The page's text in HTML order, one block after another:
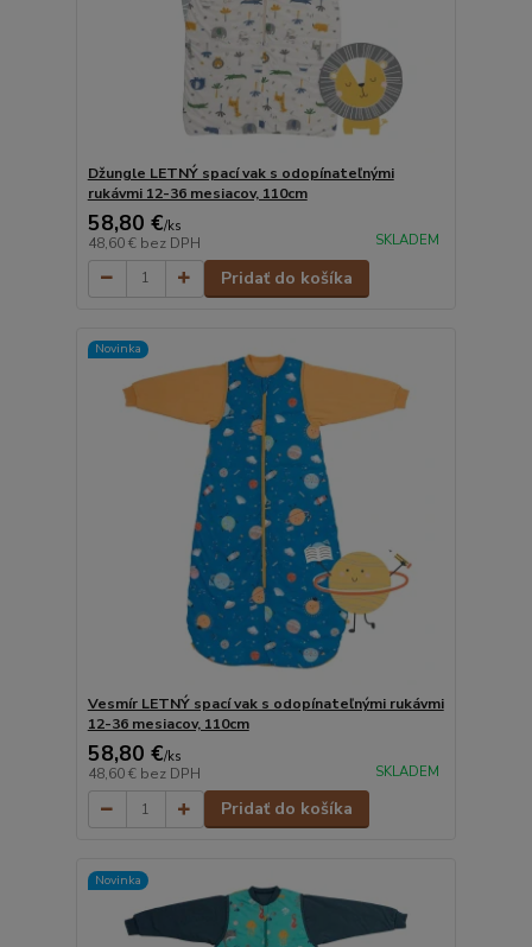
Džungle LETNÝ spací vak s odopínateľnými
rukávmi 12-36 mesiacov, 110cm
58,80 €/ks
48,60 € bez DPH SKLADEM
Pridať do košíka
Novinka
Vesmír LETNÝ spací vak s odopínateľnými rukávmi
12-36 mesiacov, 110cm
58,80 €/ks
48,60 € bez DPH SKLADEM
Pridať do košíka
Novinka